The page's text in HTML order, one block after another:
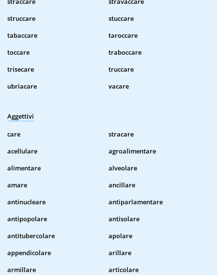
struccare
stuccare
tabaccare
taroccare
toccare
traboccare
trisecare
truccare
ubriacare
vacare
Aggettivi
care
stracare
acellulare
agroalimentare
alimentare
alveolare
amare
ancillare
antinucleare
antiparlamentare
antipopolare
antisolare
antitubercolare
apolare
appendicolare
arillare
armillare
articolare